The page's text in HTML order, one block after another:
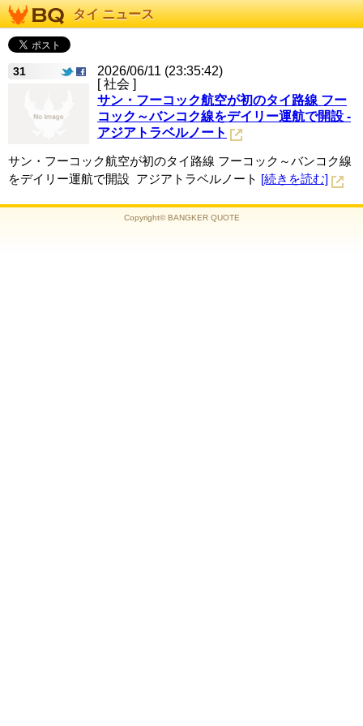
タイ ニュース
31
2026/06/11 (23:35:42)
[ 社会 ]
サン・フーコック航空が初のタイ路線 フー
コック～バンコク線をデイリー運航で開設 -
アジアトラベルノート
サン・フーコック航空が初のタイ路線 フーコック～バンコク線
をデイリー運航で開設 アジアトラベルノート [続きを読む]
Copyright© BANGKER QUOTE